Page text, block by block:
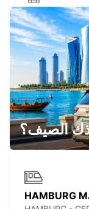
HAMBURG
HAMBURG -
HAMBURG
HAMBURG -
HAMBURG
الصيف؟